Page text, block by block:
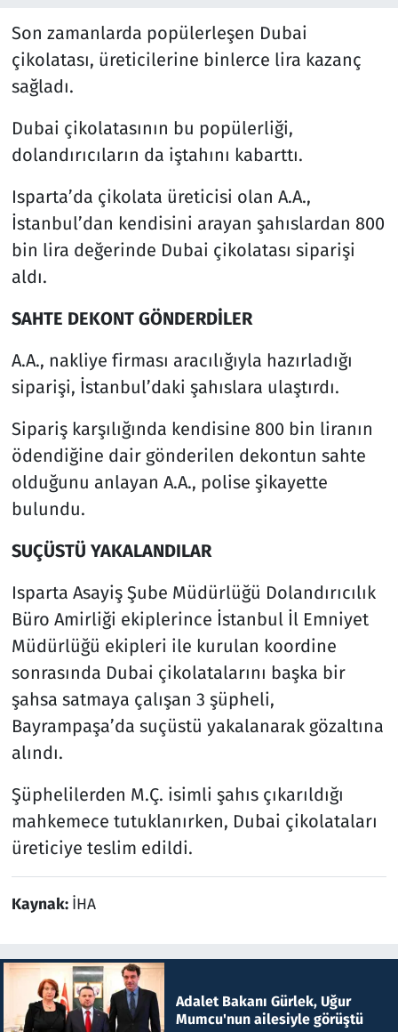
Son zamanlarda popülerleşen Dubai
çikolatası, üreticilerine binlerce lira kazanç
sağladı.
Dubai çikolatasının bu popülerliği,
dolandırıcıların da iştahını kabarttı.
Isparta’da çikolata üreticisi olan A.A.,
İstanbul’dan kendisini arayan şahıslardan 800
bin lira değerinde Dubai çikolatası siparişi
aldı.
SAHTE DEKONT GÖNDERDİLER
A.A., nakliye firması aracılığıyla hazırladığı
siparişi, İstanbul’daki şahıslara ulaştırdı.
Sipariş karşılığında kendisine 800 bin liranın
ödendiğine dair gönderilen dekontun sahte
olduğunu anlayan A.A., polise şikayette
bulundu.
SUÇÜSTÜ YAKALANDILAR
Isparta Asayiş Şube Müdürlüğü Dolandırıcılık
Büro Amirliği ekiplerince İstanbul İl Emniyet
Müdürlüğü ekipleri ile kurulan koordine
sonrasında Dubai çikolatalarını başka bir
şahsa satmaya çalışan 3 şüpheli,
Bayrampaşa’da suçüstü yakalanarak gözaltına
alındı.
Şüphelilerden M.Ç. isimli şahıs çıkarıldığı
mahkemece tutuklanırken, Dubai çikolataları
üreticiye teslim edildi.
Kaynak: İHA
Adalet Bakanı Gürlek, Uğur
Mumcu'nun ailesiyle görüştü
Seçim 2023
Teknoloji ve Bilim
Televizyon